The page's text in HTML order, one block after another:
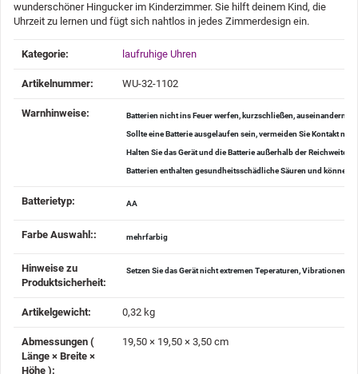
wunderschöner Hingucker im Kinderzimmer. Sie hilft deinem Kind, die
Uhrzeit zu lernen und fügt sich nahtlos in jedes Zimmerdesign ein.
Produkteigenschaft
Wert
Kategorie: laufruhige Uhren
Artikelnummer: WU-32-1102
Warnhinweise‍: Batterien nicht ins Feuer werfen, kurzschließen,
Sollte eine Batterie ausgelaufen sein, vermeiden Sie Kontakt
Halten Sie das Gerät und die Batterie außerhalb der Reichweite
Batterien enthalten gesundheitsschädliche Säuren und können
Batterietyp‍: AA
Farbe Auswahl:‍: mehrfarbig
Hinweise zu
Produktsicherheit‍:
Setzen Sie das Gerät nicht extremen Teperaturen, Vibrationen
Artikelgewicht‍: 0,32 kg
Abmessungen (
Länge × Breite ×
Höhe )‍:
19,50 × 19,50 × 3,50 cm